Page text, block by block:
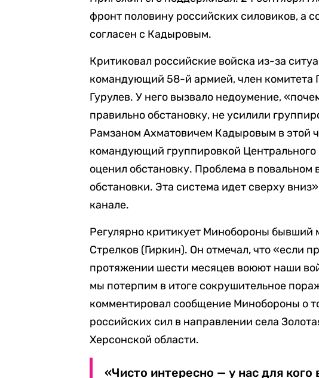
фронт половину российских силовиков, а
согласен с Кадыровым.
Критиковал российские войска из-за
командующий 58-й армией, член комитета
Гурулев. У него вызвало недоумение,
правильно обстановку, не усилили
Рамзаном Ахматовичем Кадыровым в этой
командующий группировкой Центрального
оценил обстановку. Проблема в повальном
обстановки. Эта система идет сверху
канале.
Регулярно критикует Минобороны
Стрелков (Гиркин). Он отмечал, что «если
протяжении шести месяцев воюют наши
мы потерпим в итоге сокрушительное
комментировал сообщение Минобороны о
российских сил в направлении села
Херсонской области.
«Чисто интересно — у нас для